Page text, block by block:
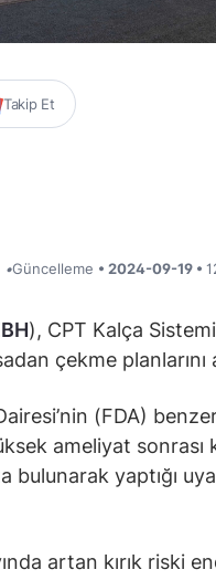
Takip Et
•Güncelleme • 2024-09-19 •
), CPT Kalça
çekme planlarını
(FDA)
ameliyat sonrası
yaptığı
artan kırık riski